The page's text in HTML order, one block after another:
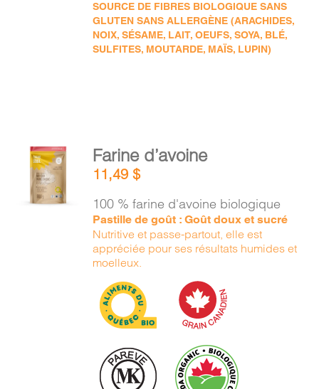
SOURCE DE FIBRES BIOLOGIQUE SANS
GLUTEN SANS ALLERGÈNE (ARACHIDES,
NOIX, SÉSAME, LAIT, OEUFS, SOYA, BLÉ,
SULFITES, MOUTARDE, MAÏS, LUPIN)
AJOUTER
AU
PANIER
DÉTAILS
Farine d’avoine
11,49$
100 % farine d'avoine biologique
Pastille de goût : Goût doux et sucré
Nutritive et passe-partout, elle est
appréciée pour ses résultats humides et
moelleux.